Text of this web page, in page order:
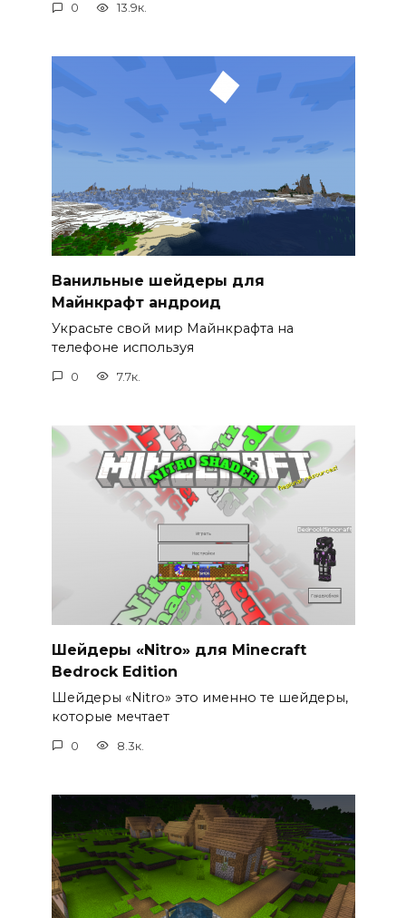
0 13.9к.
Ванильные шейдеры для
Майнкрафт андроид
Украсьте свой мир Майнкрафта на
телефоне используя
0 7.7к.
Шейдеры «Nitro» для Minecraft
Bedrock Edition
Шейдеры «Nitro» это именно те шейдеры,
которые мечтает
0 8.3к.